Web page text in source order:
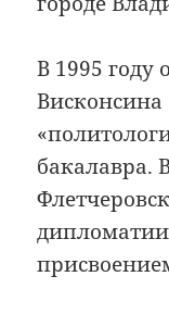
В 1995 году
бакалавра.
дипломатии